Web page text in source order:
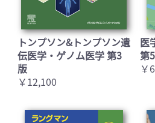
トンプソン&トンプソン遺
伝医学・ゲノム医学 第3
版
￥12,100
医
第
￥